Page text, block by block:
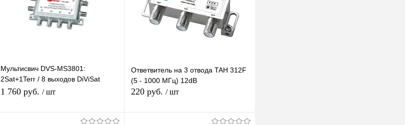
Мультисвич DVS-MS3801:
2Sat+1Terr / 8 выходов DiViSat
(100)
1 760 руб. / шт
Ответвитель на 3 отвода TAH 312F
(5 - 1000 МГц) 12dB
220 руб. / шт